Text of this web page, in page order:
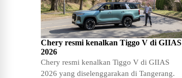
Chery resmi kenalkan Tiggo V di GIIAS
2026
Chery resmi kenalkan Tiggo V di GIIAS
2026 yang diselenggarakan di Tangerang.